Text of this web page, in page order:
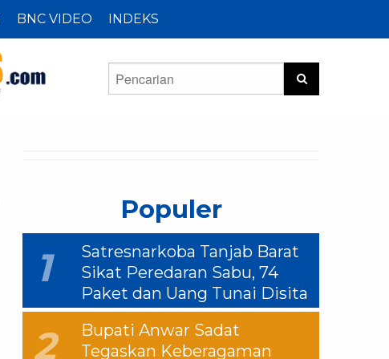
BNC VIDEO INDEKS
Populer
1
Satresnarkoba Tanjab Barat
Sikat Peredaran Sabu, 74
Paket dan Uang Tunai Disita
2
Bupati Anwar Sadat
Tegaskan Keberagaman